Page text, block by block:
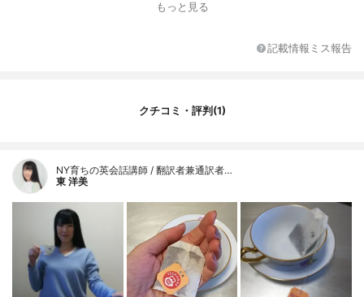
もっと見る
記載情報ミス報告
クチコミ・評判(1)
NY育ちの英会話講師 / 翻訳者兼通訳者…
東 洋美